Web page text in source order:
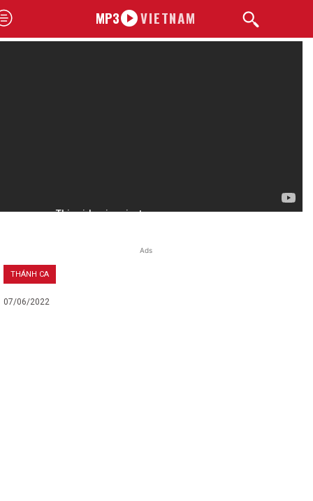
MP3 VIETNAM
Ads
THÁNH CA
07/06/2022